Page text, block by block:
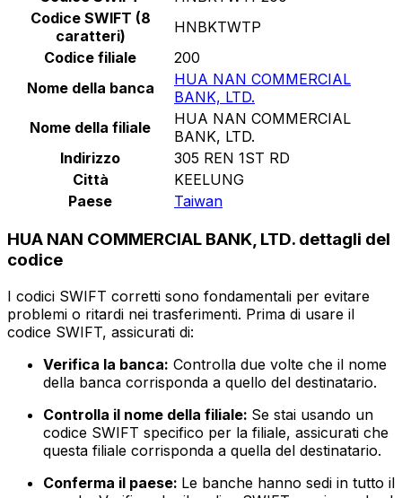
Codice SWIFT (8
caratteri)
HNBKTWTP
Codice filiale
200
Nome della banca
HUA NAN COMMERCIAL
BANK, LTD.
Nome della filiale
HUA NAN COMMERCIAL
BANK, LTD.
Indirizzo
305 REN 1ST RD
Città
KEELUNG
Paese
Taiwan
HUA NAN COMMERCIAL BANK, LTD. dettagli del
codice
I codici SWIFT corretti sono fondamentali per evitare
problemi o ritardi nei trasferimenti. Prima di usare il
codice SWIFT, assicurati di:
Verifica la banca: Controlla due volte che il nome
della banca corrisponda a quello del destinatario.
Controlla il nome della filiale: Se stai usando un
codice SWIFT specifico per la filiale, assicurati che
questa filiale corrisponda a quella del destinatario.
Conferma il paese: Le banche hanno sedi in tutto il